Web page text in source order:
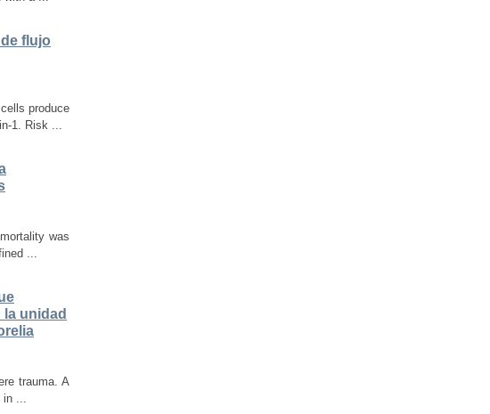
flujo
produce
1. Risk ...
was
...
unidad
trauma. A
in ...